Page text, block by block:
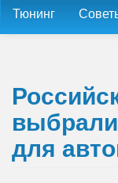
Тюнинг
для